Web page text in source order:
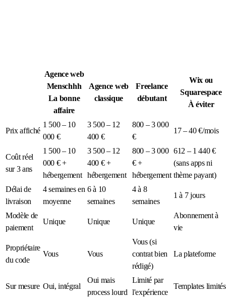
Agence web
Menschhh
La bonne
affaire
Agence web
classique
Freelance
débutant
Wix ou
Squarespace
À éviter
Prix affiché
1 500 – 10
000 €
3 500 – 12
400 €
800 – 3 000
€
17 – 40 €/mois
Coût réel
sur 3 ans
1 500 – 10
000 € +
hébergement
3 500 – 12
400 € +
hébergement
800 – 3 000
€ +
hébergement
612 – 1 440 €
(sans apps ni
thème payant)
Délai de
livraison
4 semaines en
moyenne
6 à 10
semaines
4 à 8
semaines
1 à 7 jours
Modèle de
paiement
Unique Unique Unique
Abonnement à
vie
Propriétaire
du code
Vous Vous
Vous (si
contrat bien
rédigé)
La plateforme
Sur mesure Oui, intégral
Oui mais
process lourd
Limité par
l'expérience
Templates limités